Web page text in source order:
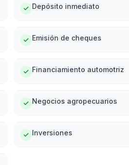
Depósito inmediato
Emisión de cheques
Financiamiento automotriz
Negocios agropecuarios
Inversiones